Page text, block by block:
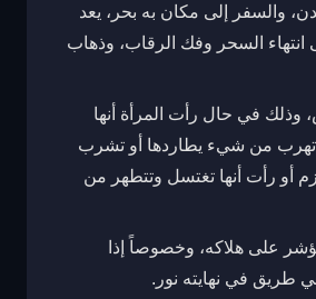
والسفر إلى مكان به بحر، يعد
السحر وفك الرقاب، وذهاب
في حال رأت المرأة أنها
تهرب من شيء يطاردها أو تشرب
أو رأت أنها تغتسل وتتطهر من
على هلاكه، وخصوصاً إذا
طريق في نهايته نور.